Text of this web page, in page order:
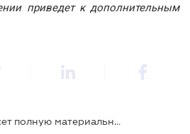
приведет к дополнительным
Работник не всегда несет полную материальную ответственность при заключении договора о такой ответственности